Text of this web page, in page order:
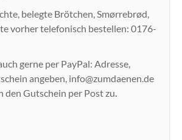
belegte Brötchen, Smørrebrød,
vorher telefonisch bestellen: 0176-
gerne per PayPal: Adresse,
angeben, info@zumdaenen.de
den Gutschein per Post zu.